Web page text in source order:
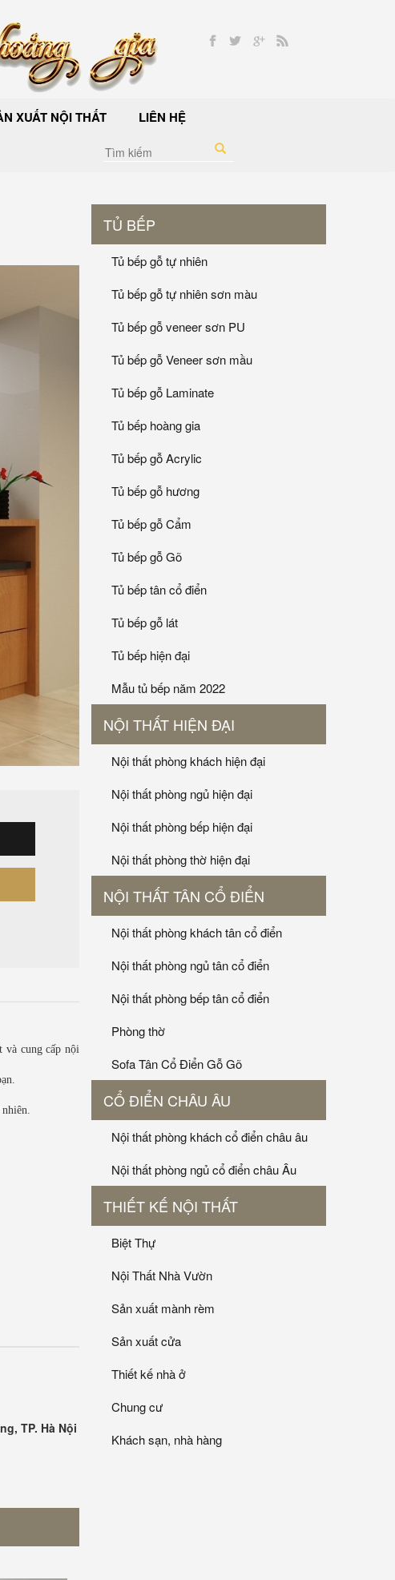
XUẤT NỘI THẤT LIÊN HỆ
và cung cấp nội
TP. Hà Nội
TỦ BẾP
Tủ bếp gỗ tự nhiên
Tủ bếp gỗ tự nhiên sơn màu
Tủ bếp gỗ veneer sơn PU
Tủ bếp gỗ Veneer sơn mầu
Tủ bếp gỗ Laminate
Tủ bếp hoàng gia
Tủ bếp gỗ Acrylic
Tủ bếp gỗ hương
Tủ bếp gỗ Cẩm
Tủ bếp gỗ Gõ
Tủ bếp tân cổ điển
Tủ bếp gỗ lát
Tủ bếp hiện đại
Mẫu tủ bếp năm 2022
NỘI THẤT HIỆN ĐẠI
Nội thất phòng khách hiện đại
Nội thất phòng ngủ hiện đại
Nội thất phòng bếp hiện đại
Nội thất phòng thờ hiện đại
NỘI THẤT TÂN CỔ ĐIỂN
Nội thất phòng khách tân cổ điển
Nội thất phòng ngủ tân cổ điển
Nội thất phòng bếp tân cổ điển
Phòng thờ
Sofa Tân Cổ Điển Gỗ Gõ
CỔ ĐIỂN CHÂU ÂU
Nội thất phòng khách cổ điển châu âu
Nội thất phòng ngủ cổ điển châu Âu
THIẾT KẾ NỘI THẤT
Biệt Thự
Nội Thất Nhà Vườn
Sản xuất mành rèm
Sản xuất cửa
Thiết kế nhà ở
Chung cư
Khách sạn, nhà hàng